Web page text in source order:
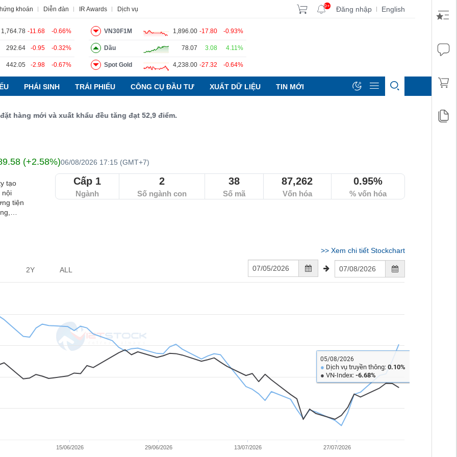
khoán Diễn đàn IR Awards Dịch vụ 9+ Đăng nhập | English
1,764.78 -11.68 -0.66%
292.64 -0.95 -0.32%
442.05 -2.98 -0.67%
VN30F1M 1,896.00 -17.80 -0.93%
Dầu 78.07 3.08 4.11%
Spot Gold 4,238.00 -27.32 -0.64%
PHÁI SINH TRÁI PHIẾU CÔNG CỤ ĐẦU TƯ XUẤT DỮ LIỆU TIN MỚI
mới và xuất khẩu đều tăng đạt 52,9 điểm.
(+2.58%)06/08/2026 17:15 (GMT+7)
tạo
nội
tiện
chơi
Cấp 1
Ngành
2
Số ngành con
38
Số mã
87,262
Vốn hóa
0.95%
% vốn hóa
>> Xem chi tiết Stockchart
2Y ALL
15/06/2026 29/06/2026 13/07/2026 27/07/2026
05/08/2026
● Dịch vụ truyền thông:0.10%
● VN-Index:-6.68%
Báo cáo phân tích Thuật ngữ